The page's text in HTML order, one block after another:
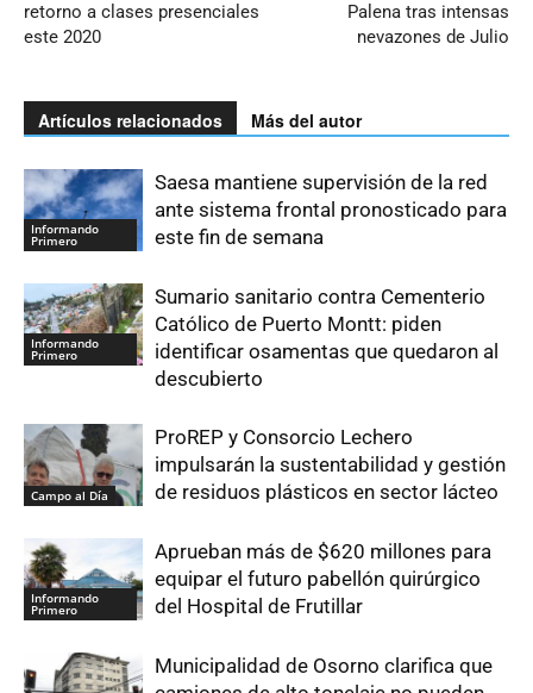
retorno a clases presenciales
este 2020
Palena tras intensas
nevazones de Julio
Artículos relacionados Más del autor
Informando
Primero
Saesa mantiene supervisión de la red
ante sistema frontal pronosticado para
este fin de semana
Informando
Primero
Sumario sanitario contra Cementerio
Católico de Puerto Montt: piden
identificar osamentas que quedaron al
descubierto
Campo al Día
ProREP y Consorcio Lechero
impulsarán la sustentabilidad y gestión
de residuos plásticos en sector lácteo
Informando
Primero
Aprueban más de $620 millones para
equipar el futuro pabellón quirúrgico
del Hospital de Frutillar
Municipalidad de Osorno clarifica que